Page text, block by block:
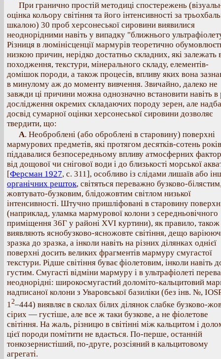
При гранично простій методиці спостережень
оцінка кольору світіння та його інтенсивності за
шкалою) 30 проб херсонеської сировини виявилися
неоднорідними навіть у випадку "ближнього
Різниця в люмінісценції мармурів теоретично
низкою причин, нерідко достатньо складних, які залежать
походження, текстури, мінерального складу, елементів-
домішок породи, а також процесів, впливу яких вона
в минулому аж до моменту вивчення. Звичайно, далеко не
завжди ці причини можна однозначно встановити навіть в
дослідження окремих складаючих породу зерен, але
досвід сумарної оцінки херсонеської сировини дозволяє
твердити, що:
А. Необроблені (або оброблені в старовину) поверхні
мармурових предметів, які протягом десятків-сотень років
піддавалися безпосередньому впливу атмосферних
від дощової чи снігової води і до близькості морської
[Ферсман 1927, с. 311], особливо із слідами лишаїв або
органічних решток, світяться переважно бузково-
жовтувато-бузковим, блідожовтим світлом низької
інтенсивності. Штучно пришліфовані в старовину
(наприклад, уламка мармурової колони з середньовічного
приміщення 36Г у районі ХVІ куртини), як правило, також
виявляють яснобузково-ясножовте світіння, дещо
зразка до зразка, а інколи навіть на різних ділянках однієї
поверхні досить великих фрагментів мармуру смугастої
текстури. Рідше світіння буває фіолетовим, інколи навіть
густим. Смугасті відміни мармуру і в ультрафіолеті
неоднорідні: широкосмугастий доломіто-кальцитовий
надписаної колони з Уваровської базиліки (без інв. №,
12–444) виявляє в сколах білих ділянок слабке бузково-
сірих — густіше, але все ж таки бузкове, а не фіолетове
світіння. На жаль, різницю в світінні між кальцитом і
цієї породи помітити не вдається. По-перше, останній
тонкозернистіший, по-друге, розсіяний в кальцитовому
агрегаті.